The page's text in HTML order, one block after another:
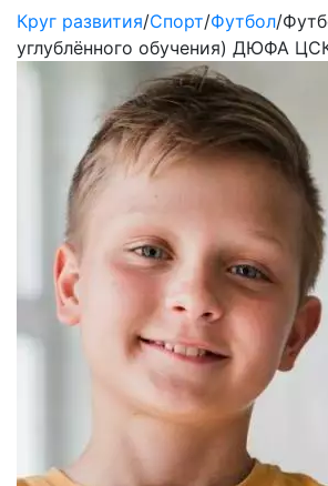
Круг развития/Спорт/Футбол/
углублённого обучения) ДЮФА